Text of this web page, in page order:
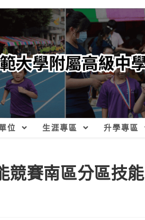
位 生涯專區 升學專區
競賽南區分區技能